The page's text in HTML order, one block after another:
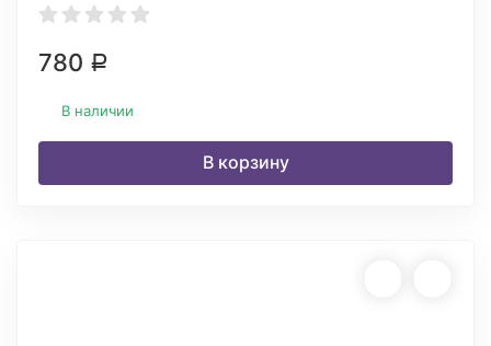
780 Р
В наличии
В корзину